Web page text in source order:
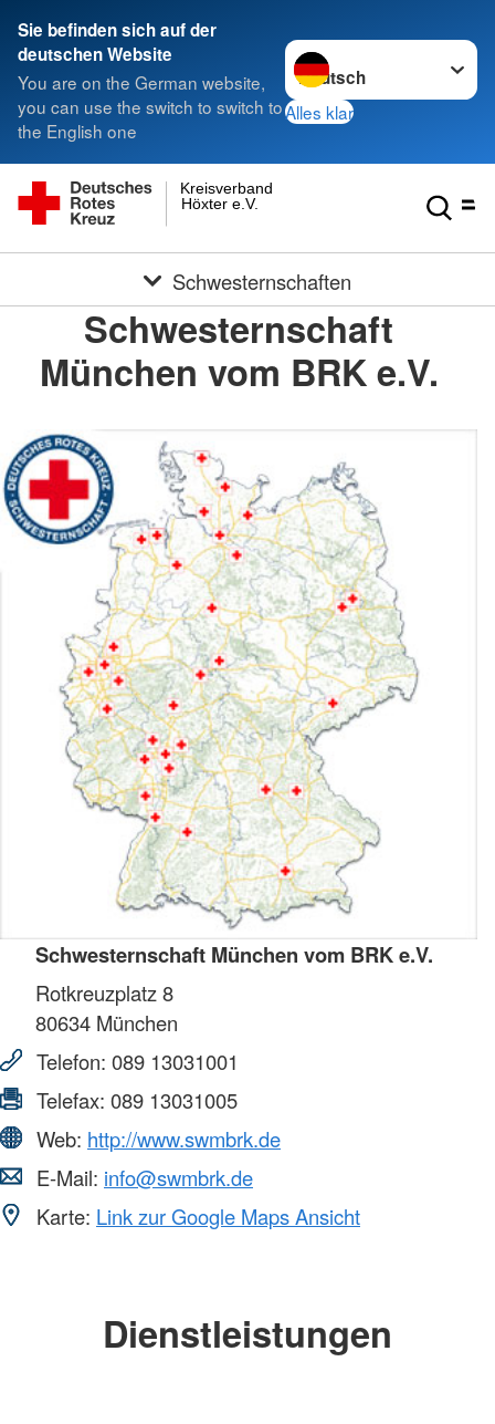
Sie befinden sich auf der
deutschen Website
You are on the German website,
you can use the switch to switch to
the English one
Sprache wechseln zu
Alles klar
Höxter e.V.
Kreisverband
Schwesternschaften
Schwesternschaft
München vom BRK e.V.
Schwesternschaft München vom BRK e.V.
Rotkreuzplatz 8
80634 München
Telefon: 089 13031001
Telefax: 089 13031005
Web: http://www.swmbrk.de
E-Mail: info@swmbrk.de
Karte: Link zur Google Maps Ansicht
Dienstleistungen